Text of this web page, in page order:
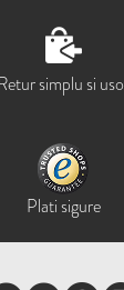
simplu si
Plati sigure